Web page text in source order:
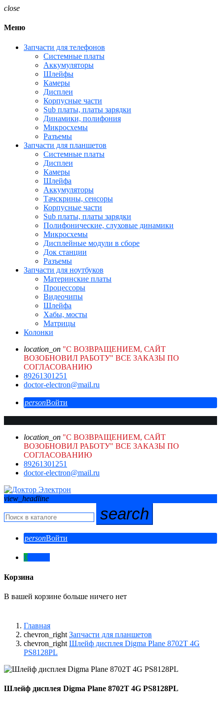
close
Меню
Запчасти для телефонов
Системные платы
Аккумуляторы
Шлейфы
Камеры
Дисплеи
Корпусные части
Sub платы, платы зарядки
Динамики, полифония
Микросхемы
Разъемы
Запчасти для планшетов
Системные платы
Дисплеи
Камеры
Шлейфа
Аккумуляторы
Тачскрины, сенсоры
Корпусные части
Sub платы, платы зарядки
Полифонические, слуховые динамики
Микросхемы
Дисплейные модули в сборе
Док станции
Разъемы
Запчасти для ноутбуков
Материнские платы
Процессоры
Видеочипы
Шлейфа
Хабы, мосты
Матрицы
Колонки
location_on "С ВОЗВРАЩЕНИЕМ, САЙТ
ВОЗОБНОВИЛ РАБОТУ" ВСЕ ЗАКАЗЫ ПО
СОГЛАСОВАНИЮ
89261301251
doctor-electron@mail.ru
personВойти
location_on "С ВОЗВРАЩЕНИЕМ, САЙТ
ВОЗОБНОВИЛ РАБОТУ" ВСЕ ЗАКАЗЫ ПО
СОГЛАСОВАНИЮ
89261301251
doctor-electron@mail.ru
view_headline
search
personВойти
0
Корзина
В вашей корзине больше ничего нет
Главная
chevron_right Запчасти для планшетов
chevron_right Шлейф дисплея Digma Plane 8702T 4G
PS8128PL
Шлейф дисплея Digma Plane 8702T 4G PS8128PL